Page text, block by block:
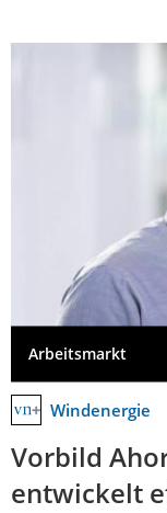
Arbeitsmarkt
Windenergie
Vorbild
entwickelt